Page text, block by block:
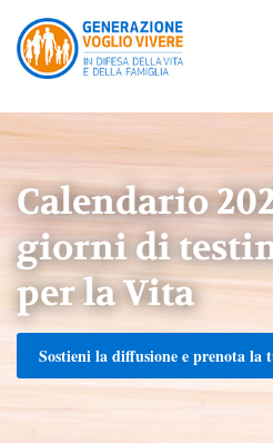
Calendario
giorni di
per la Vita
Sostieni la diffusione e prenota la